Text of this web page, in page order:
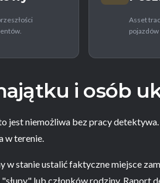
Asset
pojazdów
i osób
jest niemożliwa bez pracy
w terenie.
stanie ustalić faktyczne miejsce
lub członków rodziny.